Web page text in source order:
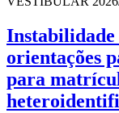
Instabilidade
orientações
para